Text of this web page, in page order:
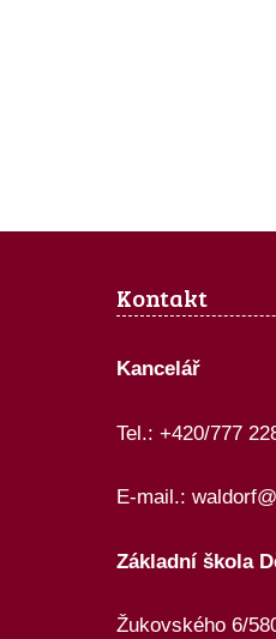
Kontakt
Kancelář
Tel.: +420/777
E-mail.:
Základní škola
Žukovského 6/